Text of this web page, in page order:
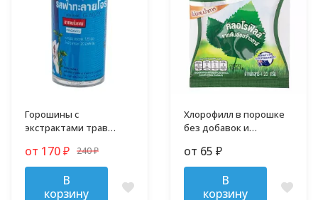
Горошины с
экстрактами трав
простуды и кашля
от 170 ₽ 240₽
В
корзину
Хлорофилл в порошке
без добавок и
от 65 ₽
В
корзину